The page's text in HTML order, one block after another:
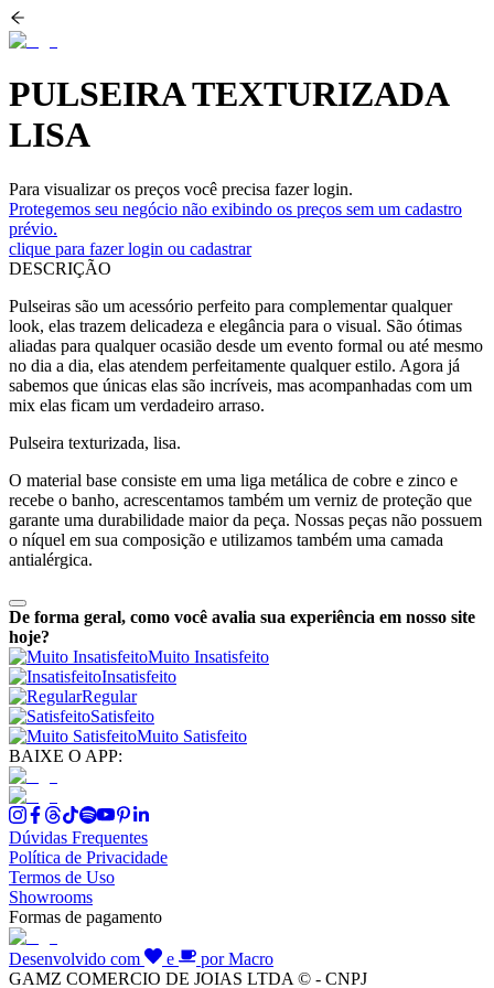
PULSEIRA TEXTURIZADA
LISA
Para visualizar os preços você precisa fazer login.
Protegemos seu negócio não exibindo os preços sem um cadastro
prévio.
clique para fazer login ou cadastrar
DESCRIÇÃO
Pulseiras são um acessório perfeito para complementar qualquer
look, elas trazem delicadeza e elegância para o visual. São ótimas
aliadas para qualquer ocasião desde um evento formal ou até mesmo
no dia a dia, elas atendem perfeitamente qualquer estilo. Agora já
sabemos que únicas elas são incríveis, mas acompanhadas com um
mix elas ficam um verdadeiro arraso.
Pulseira texturizada, lisa.
O material base consiste em uma liga metálica de cobre e zinco e
recebe o banho, acrescentamos também um verniz de proteção que
garante uma durabilidade maior da peça. Nossas peças não possuem
o níquel em sua composição e utilizamos também uma camada
antialérgica.
De forma geral, como você avalia sua experiência em nosso site
hoje?
Muito Insatisfeito
Insatisfeito
Regular
Satisfeito
Muito Satisfeito
BAIXE O APP:
Dúvidas Frequentes
Política de Privacidade
Termos de Uso
Showrooms
Formas de pagamento
Desenvolvido com e
por Macro
GAMZ COMERCIO DE JOIAS LTDA © - CNPJ